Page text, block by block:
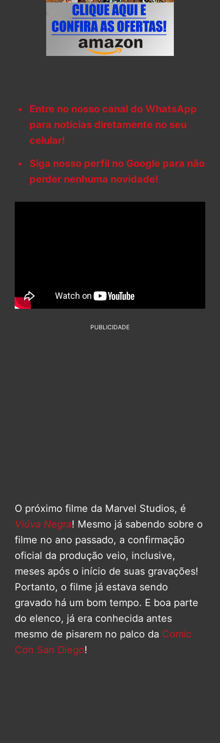
Entre no nosso canal do WhatsApp
para notícias diretamente no seu
celular!
Siga nosso perfil no Google para não
perder nenhuma novidade!
PUBLICIDADE
O próximo filme da Marvel Studios, é
Viúva Negra! Mesmo já sabendo sobre o
filme no ano passado, a confirmação
oficial da produção veio, inclusive,
meses após o início de suas gravações!
Portanto, o filme já estava sendo
gravado há um bom tempo. E boa parte
do elenco, já era conhecida antes
mesmo de pisarem no palco da Comic
Con San Diego!